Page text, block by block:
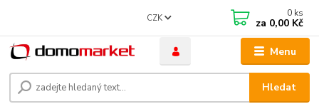
Menu
CZK
Hledat
0 ks
za 0,00 Kč